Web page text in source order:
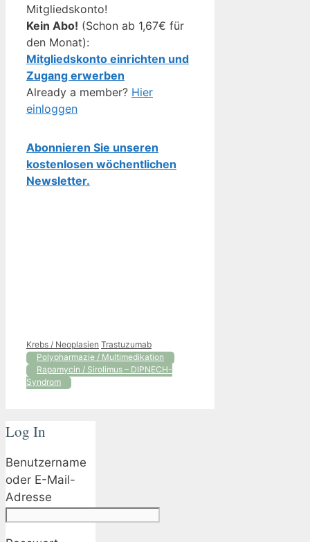
Mitgliedskonto!
Kein Abo! (Schon ab 1,67€ für
den Monat):
Mitgliedskonto einrichten und
Zugang erwerben
Already a member? Hier
einloggen
Abonnieren Sie unseren
kostenlosen wöchentlichen
Newsletter.
Kategorien
Krebs / Neoplasien Schlagwörter
Trastuzumab
Polypharmazie / Multimedikation
Rapamycin / Sirolimus – DIPNECH-
Syndrom
Log In
Benutzername
oder E-Mail-
Adresse